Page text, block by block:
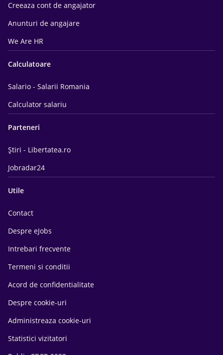
Creeaza cont de angajator
Anunturi de angajare
We Are HR
Calculatoare
Salario - Salarii Romania
Calculator salariu
Parteneri
Știri - Libertatea.ro
Jobradar24
Utile
Contact
Despre eJobs
Intrebari frecvente
Termeni si conditii
Acord de confidentialitate
Despre cookie-uri
Administreaza cookie-uri
Statistici vizitatori